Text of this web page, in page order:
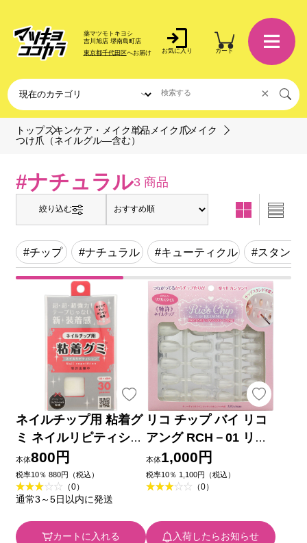
薬マツモトキヨシ
吉川旭店 堺南島町店
東京都千代田区へお届け お気に入り カート
×
トップスキンケア・メイク単品メイク 爪メイク
つけ爪（ネイルグル―含む）
#ナチュラル3 商品
絞り込む
#チップ #ナチュラル #キューティクル #スタンド
ネイルチップ用 粘着グ
ミ ネイルリピティショ
ン ＿ ウィング・ビー
ト
本体800円
税率10％ 880円（税込）
（0）
通常3～5日以内に発送
カートに入れる
リコ チップ バイ リコ
アング RCH－01 リア
ルスタイル ＿ ウィン
グ・ビート
本体1,000円
税率10％ 1,100円（税込）
（0）
入荷したらお知らせ